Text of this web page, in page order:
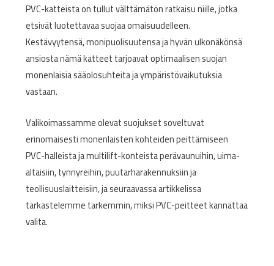
PVC-katteista on tullut välttämätön ratkaisu niille, jotka
etsivät luotettavaa suojaa omaisuudelleen.
Kestävyytensä, monipuolisuutensa ja hyvän ulkonäkönsä
ansiosta nämä katteet tarjoavat optimaalisen suojan
monenlaisia sääolosuhteita ja ympäristövaikutuksia
vastaan.
Valikoimassamme olevat suojukset soveltuvat
erinomaisesti monenlaisten kohteiden peittämiseen
PVC-halleista ja multilift-konteista perävaunuihin, uima-
altaisiin, tynnyreihin, puutarharakennuksiin ja
teollisuuslaitteisiin, ja seuraavassa artikkelissa
tarkastelemme tarkemmin, miksi PVC-peitteet kannattaa
valita.